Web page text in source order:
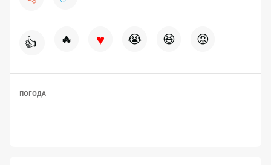
👍 🔥 ♥ 😭 😆 😡
ПОГОДА